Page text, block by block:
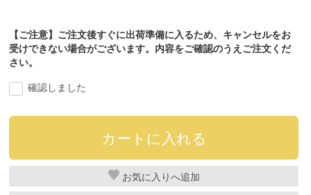
【ご注意】ご注文後すぐに出荷準備に入るため、キャンセルをお
受けできない場合がございます。内容をご確認のうえご注文くだ
さい。
確認しました
お気に入り